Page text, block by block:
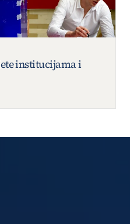
institucijama i